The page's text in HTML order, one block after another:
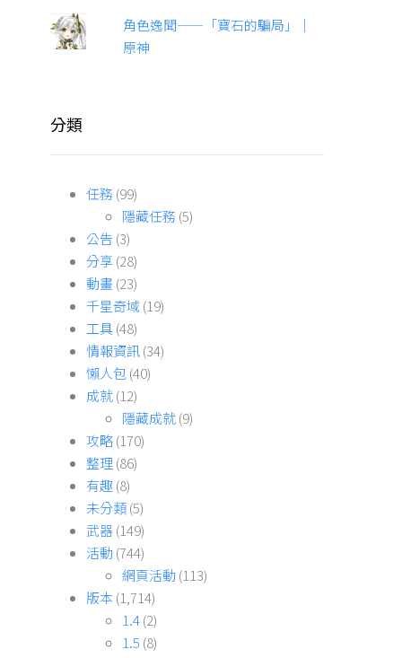
角色逸聞——「寶石的騙局」｜
原神
分類
任務 (99)
隱藏任務 (5)
公告 (3)
分享(28)
動畫(23)
千星奇域 (19)
工具(48)
情報資訊(34)
懶人包(40)
成就(12)
隱藏成就(9)
攻略(170)
整理(86)
有趣(8)
未分類(5)
武器(149)
活動 (744)
網頁活動 (113)
版本 (1,714)
1.4(2)
1.5 (8)